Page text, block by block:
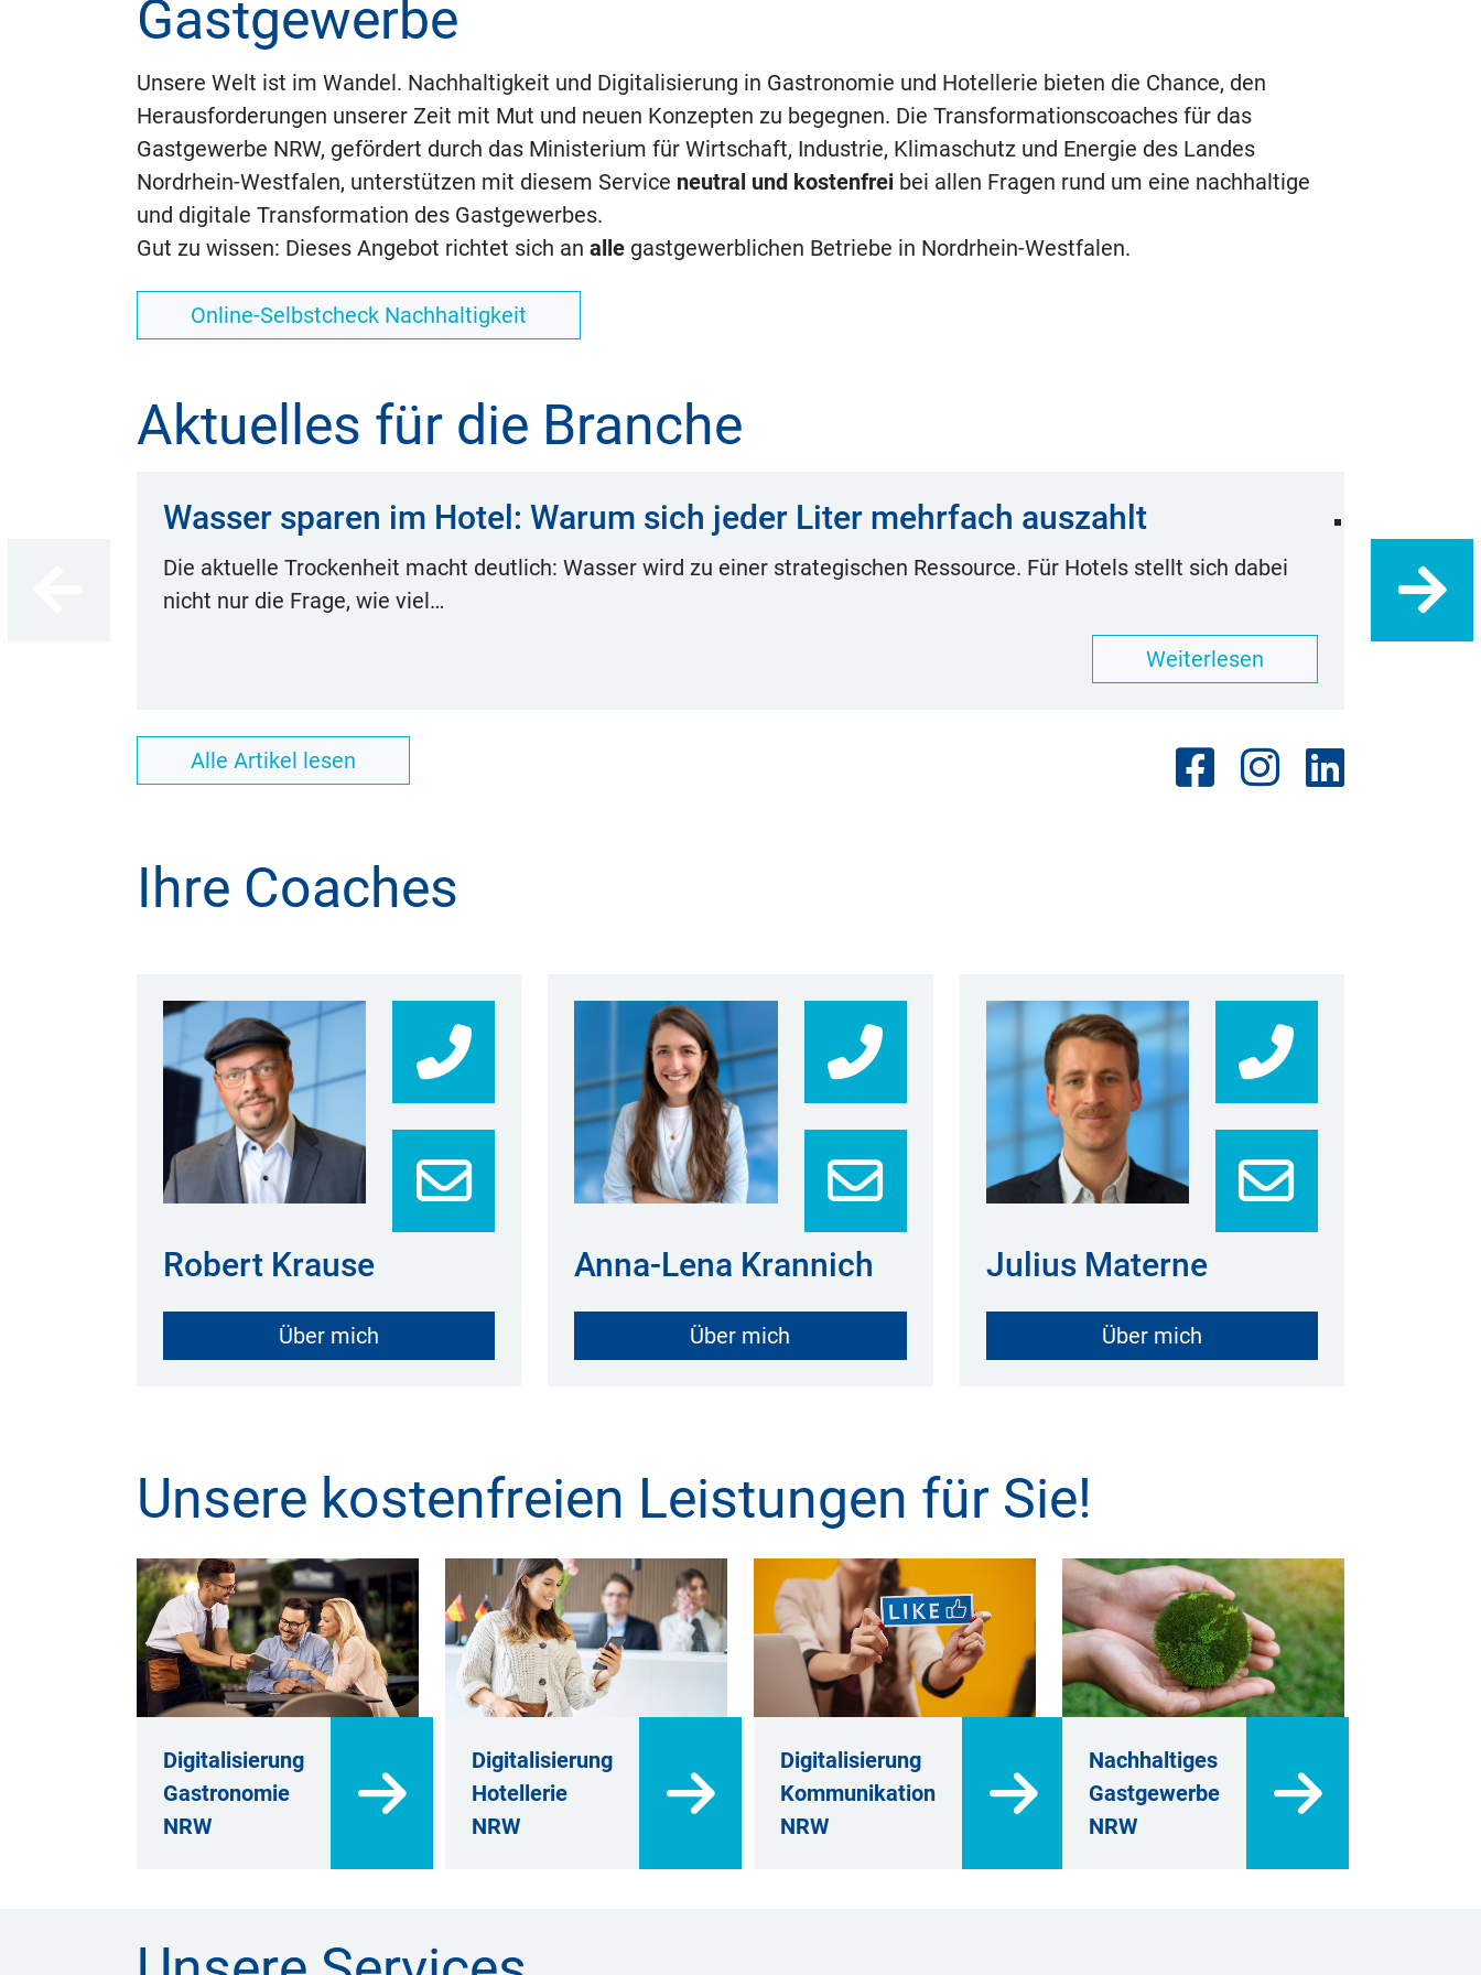
Gastgewerbe
Unsere Welt ist im Wandel. Nachhaltigkeit und Digitalisierung in Gastronomie und Hotellerie bieten die Chance, den
Herausforderungen unserer Zeit mit Mut und neuen Konzepten zu begegnen. Die Transformationscoaches für das
Gastgewerbe NRW, gefördert durch das Ministerium für Wirtschaft, Industrie, Klimaschutz und Energie des Landes
Nordrhein-Westfalen, unterstützen mit diesem Service neutral und kostenfrei bei allen Fragen rund um eine nachhaltige
und digitale Transformation des Gastgewerbes.
Gut zu wissen: Dieses Angebot richtet sich an alle gastgewerblichen Betriebe in Nordrhein-Westfalen.
Online-Selbstcheck Nachhaltigkeit
Aktuelles für die Branche
Wasser sparen im Hotel: Warum sich jeder Liter mehrfach auszahlt
Die aktuelle Trockenheit macht deutlich: Wasser wird zu einer strategischen Ressource. Für Hotels stellt sich dabei
nicht nur die Frage, wie viel…
Weiterlesen
Wir
Die
Alle Artikel lesen
Ihre Coaches
021317518223
Robert Krause
Über mich
021317518228
Anna-Lena Krannich
Über mich
Julius Materne
Über mich
Unsere kostenfreien Leistungen für Sie!
Digitalisierung
Gastronomie
NRW
Digitalisierung
Hotellerie
NRW
Digitalisierung
Kommunikation
NRW
Nachhaltiges
Gastgewerbe
NRW